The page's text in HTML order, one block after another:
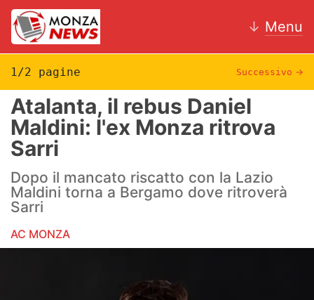
↓ Menu
News
AC Monza
Calcio
Motori
Volley
1/2 pagine Successivo →
Atalanta, il rebus Daniel
Maldini: l'ex Monza ritrova
Sarri
Dopo il mancato riscatto con la Lazio
Maldini torna a Bergamo dove ritroverà
Sarri
AC MONZA